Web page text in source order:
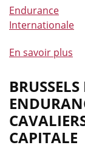
Endurance
Internationale
En savoir plus
de
à
CAPITALE